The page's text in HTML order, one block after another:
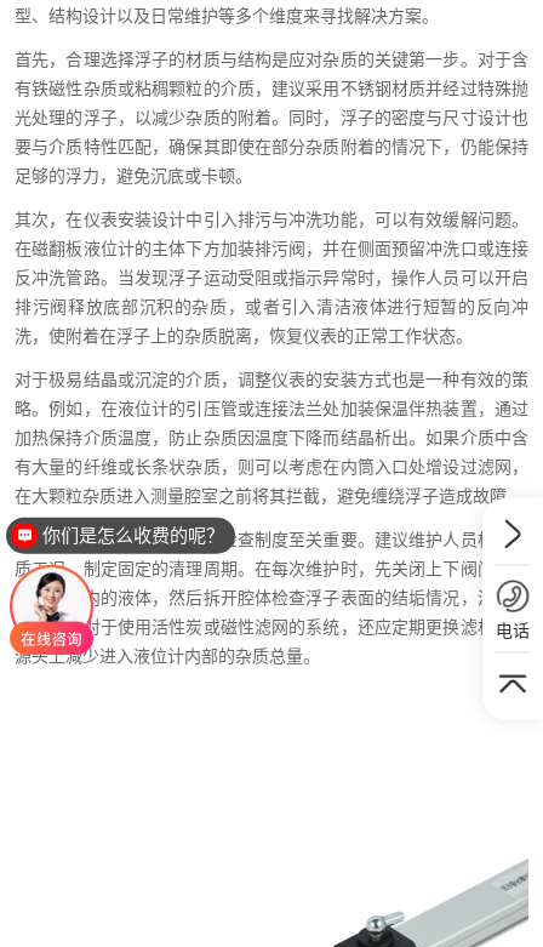
型、结构设计以及日常维护等多个维度来寻找解决方案。
首先，合理选择浮子的材质与结构是应对杂质的关键第一步。对于含
有铁磁性杂质或粘稠颗粒的介质，建议采用不锈钢材质并经过特殊抛
光处理的浮子，以减少杂质的附着。同时，浮子的密度与尺寸设计也
要与介质特性匹配，确保其即使在部分杂质附着的情况下，仍能保持
足够的浮力，避免沉底或卡顿。
其次，在仪表安装设计中引入排污与冲洗功能，可以有效缓解问题。
在磁翻板液位计的主体下方加装排污阀，并在侧面预留冲洗口或连接
反冲洗管路。当发现浮子运动受阻或指示异常时，操作人员可以开启
排污阀释放底部沉积的杂质，或者引入清洁液体进行短暂的反向冲
洗，使附着在浮子上的杂质脱离，恢复仪表的正常工作状态。
对于极易结晶或沉淀的介质，调整仪表的安装方式也是一种有效的策
略。例如，在液位计的引压管或连接法兰处加装保温伴热装置，通过
加热保持介质温度，防止杂质因温度下降而结晶析出。如果介质中含
有大量的纤维或长条状杂质，则可以考虑在内筒入口处增设过滤网，
在大颗粒杂质进入测量腔室之前将其拦截，避免缠绕浮子造成故障。
最后，建立周期性的维护与检查制度至关重要。建议维护人员根据介
质工况，制定固定的清理周期。在每次维护时，先关闭上下阀门，排
空测量腔内的液体，然后拆开腔体检查浮子表面的结垢情况，清除杂
质颗粒。对于使用活性炭或磁性滤网的系统，还应定期更换滤材，从
源头上减少进入液位计内部的杂质总量。
电话
你们是怎么收费的呢？